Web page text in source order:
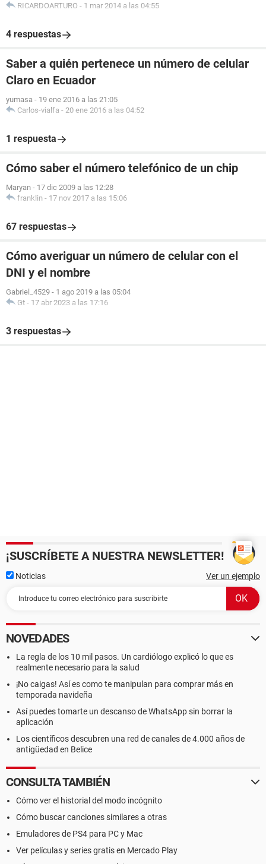
RICARDOARTURO - 1 mar 2014 a las 04:55
4 respuestas
Saber a quién pertenece un número de celular
Claro en Ecuador
yumasa - 19 ene 2016 a las 21:05
Carlos-vialfa - 20 ene 2016 a las 04:52
1 respuesta
Cómo saber el número telefónico de un chip
Maryan - 17 dic 2009 a las 12:28
franklin - 17 nov 2017 a las 15:06
67 respuestas
Cómo averiguar un número de celular con el
DNI y el nombre
Gabriel_4529 - 1 ago 2019 a las 05:04
Gt - 17 abr 2023 a las 17:16
3 respuestas
¡SUSCRÍBETE A NUESTRA NEWSLETTER!
Noticias Ver un ejemplo
NOVEDADES
La regla de los 10 mil pasos. Un cardiólogo explicó lo que es
realmente necesario para la salud
¡No caigas! Así es como te manipulan para comprar más en
temporada navideña
Así puedes tomarte un descanso de WhatsApp sin borrar la
aplicación
Los científicos descubren una red de canales de 4.000 años de
antigüedad en Belice
CONSULTA TAMBIÉN
Cómo ver el historial del modo incógnito
Cómo buscar canciones similares a otras
Emuladores de PS4 para PC y Mac
Ver películas y series gratis en Mercado Play